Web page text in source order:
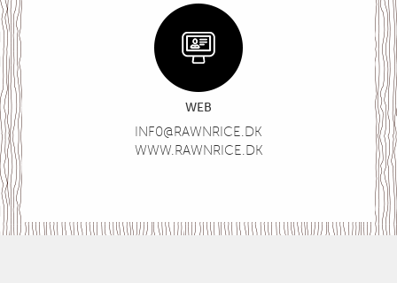
WEB
INF0@RAWNRICE.DK
WWW.RAWNRICE.DK